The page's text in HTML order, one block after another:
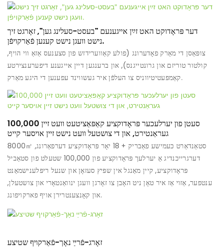
דער פּראָדוקט האט זײַן אייגענעם "בעסט-סעלינג גען", זאָרגט זיך
נישט וועגן נישט קענען פֿאַרקויפֿן.
צופּאַסן די מאַרק פאָדערונג (פולע קאַווערידזש פון סצענעס אַזאַ ווי הויף,
קולטור טוריזם און גרונטייגנס), און ברענגען דיין אייגענע דיפערענצירטע
קאַמפּעטיטיווניס צו העלפֿן איר געשווינד עפענען די היגע מאַרק.
100,000 סעטן פון יערלעכער פּראָדוקציע קאַפּאַציטעט וועט זיין
געראַנטירט, און די צושטעל וועט נישט זיין אויסער קייט
8000㎡ סטאַנדאַרט כעמישע פאַבריק + 18 יאָר פּראָדוקציע דערפאַרונג,
דערגרייכנדיג אַ יערלעך פּראָדוקציע פון ​​100,000 שטעלט פון סטאַביל
פּראָדוקציע, קיין מאַנגל אין שפּיץ סעזאָן און שנעל ריפּלענישמאַנט
ענטפער, אַזוי אַז איר טאָן ניט האָבן צו זאָרגן וועגן ינוואַנטאָרי און צושטעלן,
און קאָנצענטרירן אויף פארקויפונג.
זאָרג-פֿרײַ נאָך-פֿאַרקויף שטיצע